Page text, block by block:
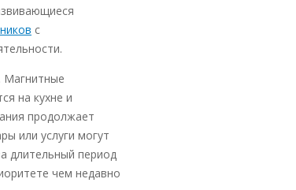
с
Магнитные
на кухне и
продолжает
или услуги могут
длительный период
чем недавно